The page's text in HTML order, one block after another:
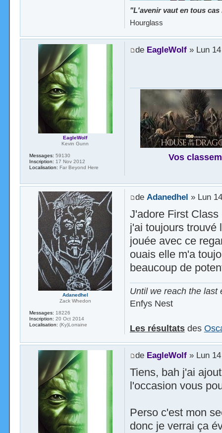
"L'avenir vaut en tous
Hourglass
de EagleWolf» Lun 14
Vos
EagleWolf
Kevin Gunn
Messages: 59130
Inscription: 17 Nov 2012
Localisation: Far Beyond Here
de Adanedhel » Lun
J'adore First
j'ai toujours trouvé
jouée avec ce
ouais elle m'a
beaucoup de
Until we reach the last
Enfys Nest
Les résultatsdes
Adanedhel
Zack Whedon
Messages: 18226
Inscription: 20 Oct 2014
Localisation: (Ky)Lorraine
de EagleWolf» Lun 14
Tiens, bah j'ai
l'occasion vous
Perso c'est mon
donc je verrai ça